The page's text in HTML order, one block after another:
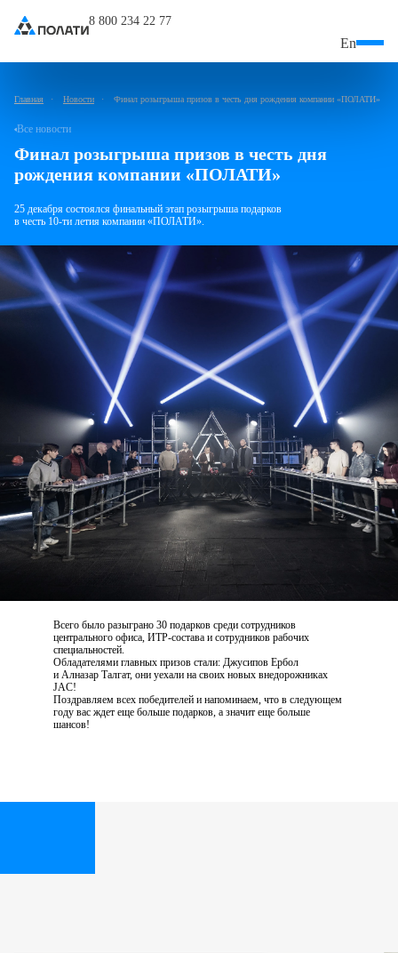
8 800 234 22 77
En
Главная Новости Финал розыгрыша призов в честь дня рождения компании «ПОЛАТИ»
Все новости
Финал розыгрыша призов в честь дня
рождения компании «ПОЛАТИ»
25 декабря состоялся финальный этап розыгрыша подарков
в честь 10-ти летия компании «ПОЛАТИ».
Всего было разыграно 30 подарков среди сотрудников
центрального офиса, ИТР-состава и сотрудников рабочих
специальностей.
Обладателями главных призов стали: Джусипов Ербол
и Алназар Талгат, они уехали на своих новых внедорожниках
JAC!
Поздравляем всех победителей и напоминаем, что в следующем
году вас ждет еще больше подарков, а значит еще больше
шансов!